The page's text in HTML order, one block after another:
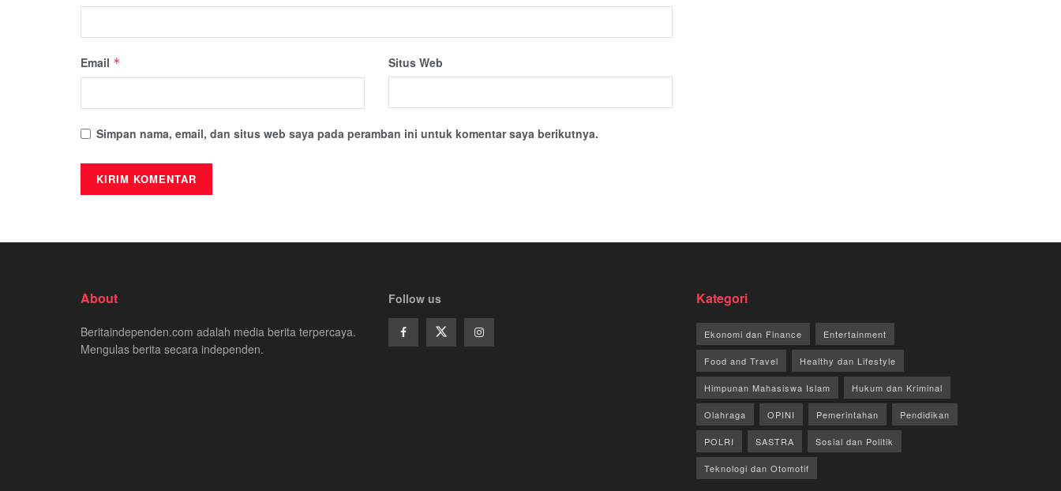
Email * Situs Web
Simpan nama, email, dan situs web saya pada peramban ini untuk komentar saya berikutnya.
About
Beritaindependen.com adalah media berita terpercaya.
Mengulas berita secara independen.
Follow us Kategori
Ekonomi dan Finance Entertainment
Food and Travel Healthy dan Lifestyle
Himpunan Mahasiswa Islam Hukum dan Kriminal
Olahraga OPINI Pemerintahan Pendidikan
POLRI SASTRA Sosial dan Politik
Teknologi dan Otomotif